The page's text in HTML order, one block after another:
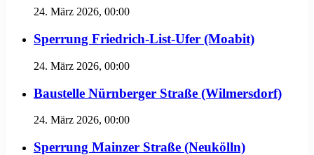
24. März 2026, 00:00
Sperrung Friedrich-List-Ufer (Moabit)
24. März 2026, 00:00
Baustelle Nürnberger Straße (Wilmersdorf)
24. März 2026, 00:00
Sperrung Mainzer Straße (Neukölln)